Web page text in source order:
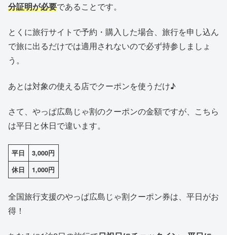
分証明が必要であることです。
とくに旅行サイトで予約・購入した場合、旅行を申し込ん
で旅に出るだけでは適用されないので必ず持参しましょ
う。
あとは対象の使える店でクーポンを使うだけ♪
さて、やっぱ広島じゃ割のクーポンの金額ですが、こちら
は平日と休日で違います。
平日
3,000円
休日
1,000円
全国旅行支援のやっぱ広島じゃ割クーポン券は、平日がお
得！